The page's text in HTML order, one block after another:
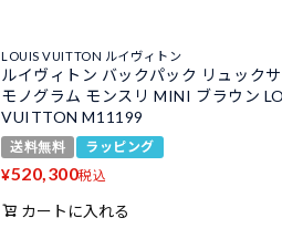
LOUIS VUITTON ルイヴィトン
ルイヴィトン バックパック リュック
モノグラム モンスリ MINI ブラウン
VUITTON M11199
送料無料 ラッピング
¥520,300税込
カートに入れる